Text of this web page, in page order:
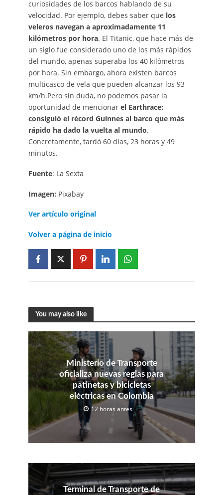
curiosidades de los barcos hablando de su
velocidad. Por ejemplo, debes saber que los
veleros navegan a aproximadamente 11
kilómetros por hora. El Titanic, que hace más de
un siglo fue considerado uno de los más rápidos
del mundo, apenas superaba los 40 kilómetros
por hora. Sin embargo, ahora existen barcos
multicasco de vela que pueden alcanzar los 93
km/h.Pero sin duda, no podemos pasar la
oportunidad de mencionar el Earthrace:
consiguió el récord Guinnes al barco que más
rápido ha dado la vuelta al mundo.
Concretamente, tardó 60 días, 23 horas y 49
minutos.
Fuente: La Sexta
Imagen: Pixabay
Ver artículo original
Volver a página de inicio
You may also like
Ministerio de Transporte
oficializa nuevas reglas para
patinetas y bicicletas
eléctricas en Colombia
12 horas antes
Terminal de Transporte de